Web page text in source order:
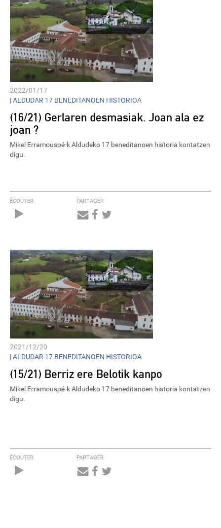
2022/01/17
|ALDUDAR 17 BENEDITANOEN HISTORIOA
(16/21) Gerlaren desmasiak. Joan ala ez
joan ?
Mikel Erramouspé-k Aldudeko 17 beneditanoen historia kontatzen
digu.
ÉCOUTER PARTAGER
2021/12/20
|ALDUDAR 17 BENEDITANOEN HISTORIOA
(15/21) Berriz ere Belotik kanpo
Mikel Erramouspé-k Aldudeko 17 beneditanoen historia kontatzen
digu.
ÉCOUTER PARTAGER